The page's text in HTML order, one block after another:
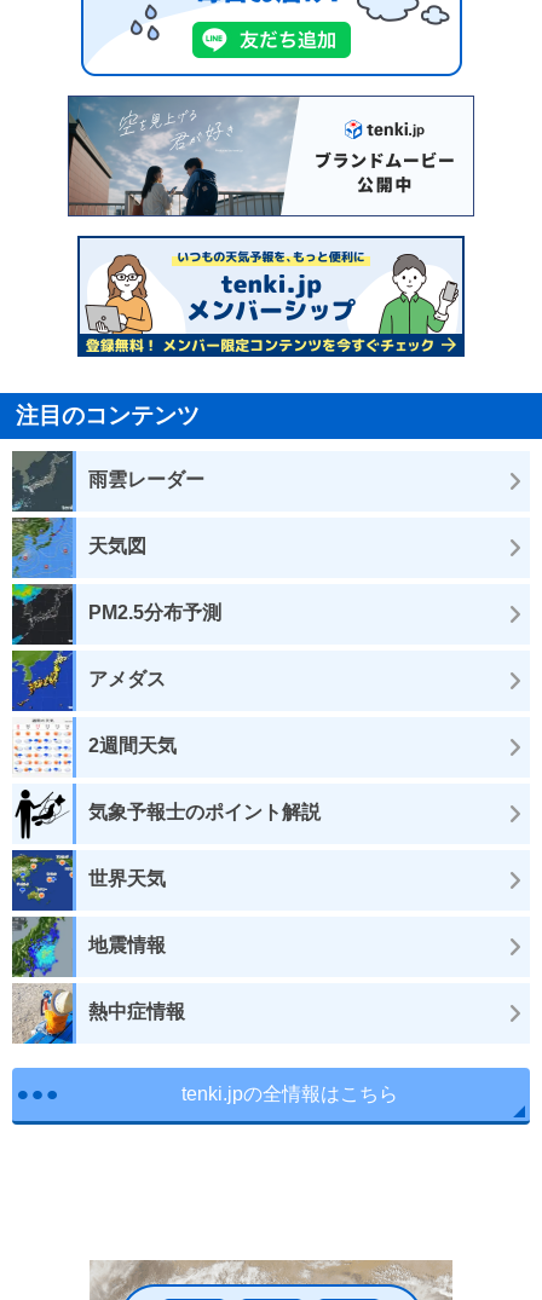
注目のコンテンツ
雨雲レーダー
天気図
PM2.5分布予測
アメダス
2週間天気
気象予報士のポイント解説
世界天気
地震情報
熱中症情報
tenki.jpの全情報はこちら